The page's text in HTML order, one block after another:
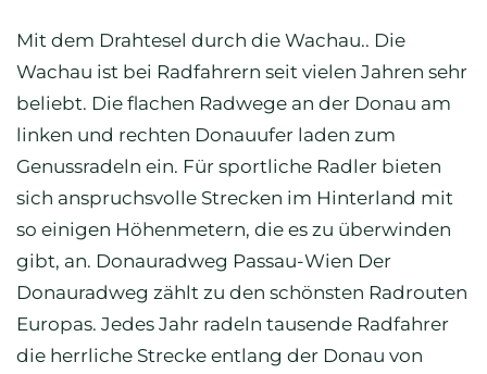
Mit dem Drahtesel durch die Wachau.. Die
Wachau ist bei Radfahrern seit vielen Jahren sehr
beliebt. Die flachen Radwege an der Donau am
linken und rechten Donauufer laden zum
Genussradeln ein. Für sportliche Radler bieten
sich anspruchsvolle Strecken im Hinterland mit
so einigen Höhenmetern, die es zu überwinden
gibt, an. Donauradweg Passau-Wien Der
Donauradweg zählt zu den schönsten Radrouten
Europas. Jedes Jahr radeln tausende Radfahrer
die herrliche Strecke entlang der Donau von